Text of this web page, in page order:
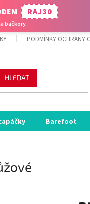
PODMÍNKY OCHRANY
HLEDAT
Barefoot
RAJ30
bačkory.